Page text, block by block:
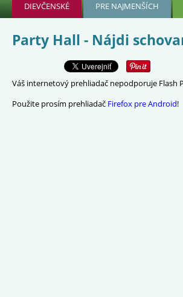
DIEVČENSKÉ PRE NAJMENŠÍCH
Party Hall - Nájdi
Váš internetový prehliadač nepodporuje
Použite prosím prehliadač Firefox pre Android!